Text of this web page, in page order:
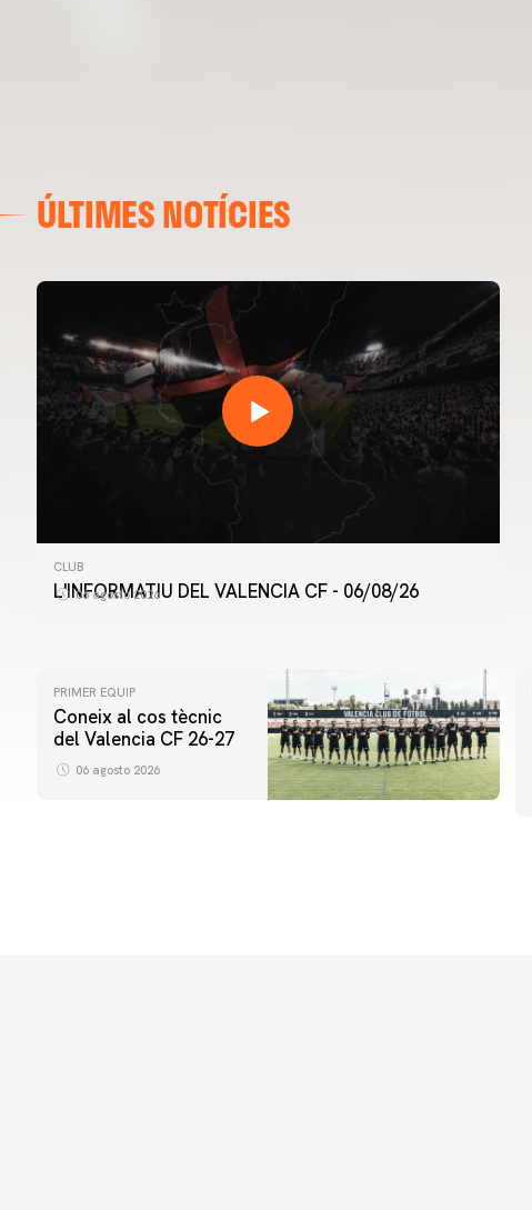
ÚLTIMES NOTÍCIES
CLUB
L'INFORMATIU DEL VALENCIA CF - 06/08/26
06 agosto 2026
PRIMER EQUIP
Coneix al cos tècnic
del Valencia CF 26-27
06 agosto 2026